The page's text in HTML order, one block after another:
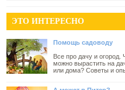
ЭТО ИНТЕРЕСНО
Помощь садоводу
Все про дачу и огород.
можно вырастить на
или дома? Советы и